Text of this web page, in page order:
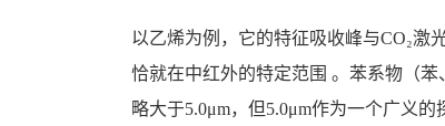
以乙烯为例，它的特征吸收峰与CO₂激
恰就在中红外的特定范围 。苯系物（
略大于5.0μm，但5.0μm作为一个广义